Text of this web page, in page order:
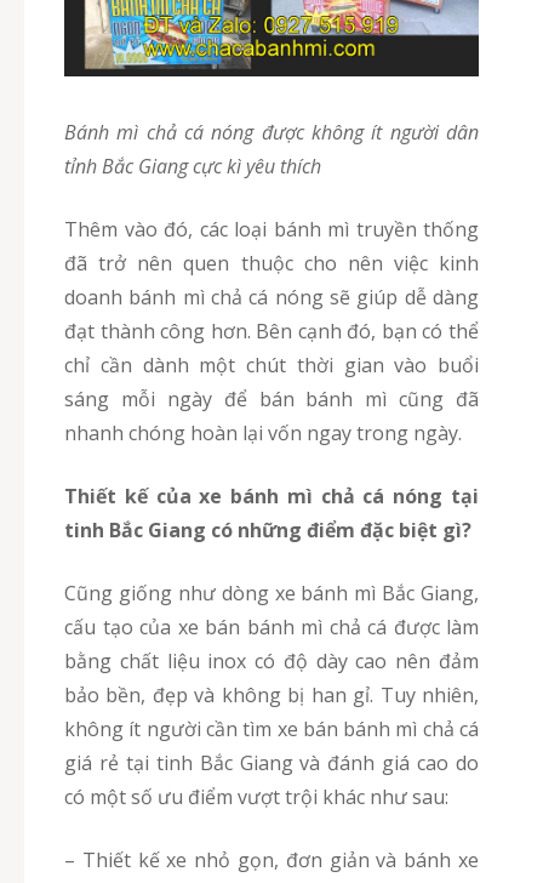
Bánh mì chả cá nóng được không ít người dân
tỉnh Bắc Giang cực kì yêu thích
Thêm vào đó, các loại bánh mì truyền thống
đã trở nên quen thuộc cho nên việc kinh
doanh bánh mì chả cá nóng sẽ giúp dễ dàng
đạt thành công hơn. Bên cạnh đó, bạn có thể
chỉ cần dành một chút thời gian vào buổi
sáng mỗi ngày để bán bánh mì cũng đã
nhanh chóng hoàn lại vốn ngay trong ngày.
Thiết kế của xe bánh mì chả cá nóng tại
tinh Bắc Giang có những điểm đặc biệt gì?
Cũng giống như dòng xe bánh mì Bắc Giang,
cấu tạo của xe bán bánh mì chả cá được làm
bằng chất liệu inox có độ dày cao nên đảm
bảo bền, đẹp và không bị han gỉ. Tuy nhiên,
không ít người cần tìm xe bán bánh mì chả cá
giá rẻ tại tinh Bắc Giang và đánh giá cao do
có một số ưu điểm vượt trội khác như sau:
– Thiết kế xe nhỏ gọn, đơn giản và bánh xe